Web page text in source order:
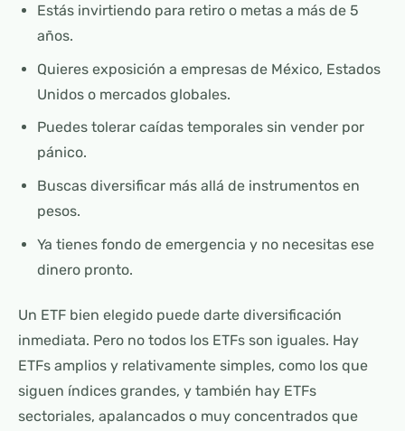
Estás invirtiendo para retiro o metas a más de 5
años.
Quieres exposición a empresas de México, Estados
Unidos o mercados globales.
Puedes tolerar caídas temporales sin vender por
pánico.
Buscas diversificar más allá de instrumentos en
pesos.
Ya tienes fondo de emergencia y no necesitas ese
dinero pronto.
Un ETF bien elegido puede darte diversificación
inmediata. Pero no todos los ETFs son iguales. Hay
ETFs amplios y relativamente simples, como los que
siguen índices grandes, y también hay ETFs
sectoriales, apalancados o muy concentrados que